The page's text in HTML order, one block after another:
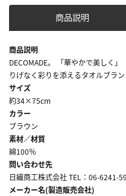
商品説明
商品説明
DECOMADE。 「華やかで美しく
りげなく彩りを添えるタオルブラン
サイズ
約34×75cm
カラー
ブラウン
素材／材質
綿100％
問い合わせ先
日繊商工株式会社 TEL：06-6241-
メーカー名(製造販売会社)